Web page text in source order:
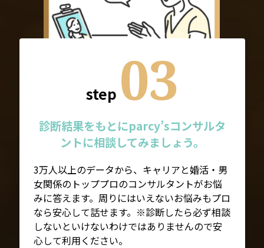
step 03
診断結果をもとにparcy’sコンサルタ
ントに相談してみましょう。
3万人以上のデータから、キャリアと婚活・男
女関係のトッププロのコンサルタントがお悩
みに答えます。周りにはいえないお悩みもプロ
なら安心して話せます。※診断したら必ず相談
しないといけないわけではありませんので安
心して利用ください。